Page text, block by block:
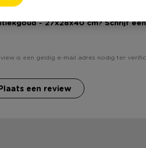
- 27x28x40 cm? Schrijf
is een geldig e-mail adres nodig ter
een review